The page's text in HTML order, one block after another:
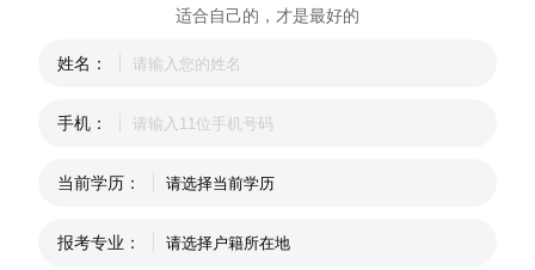
适合自己的，才是最好的
姓名：
手机：
当前学历：
报考专业：